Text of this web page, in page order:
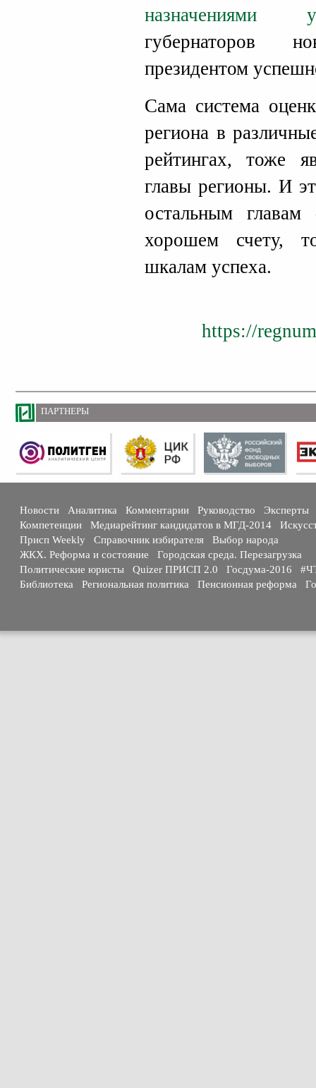
назначениями
губернаторов
президентом
Сама система
региона в
рейтингах, тоже
главы регионы. И
остальным
хорошем счету,
шкалам успеха.
https://
ПАРТНЕРЫ
Новости Аналитика Комментарии Руководство
Эксперты
Компетенции
Медиарейтинг кандидатов в МГД-2014
Присп Weekly
Справочник избирателя
Выбор народа
ЖКХ. Реформа и состояние
Городская среда. Перезагрузка
Политические юристы
Quizer ПРИСП 2.0 Госдума-2016
Библиотека
Региональная политика Пенсионная реформа